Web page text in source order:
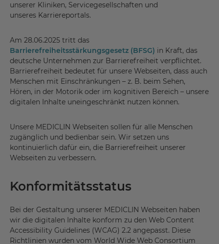
unserer Kliniken, Servicegesellschaften und
unseres Karriereportals.
Am 28.06.2025 tritt das
Barrierefreiheitsstärkungsgesetz (BFSG) in Kraft, das
deutsche Unternehmen zur Barrierefreiheit verpflichtet.
Barrierefreiheit bedeutet für unsere Webseiten, dass auch
Menschen mit Einschränkungen – z. B. beim Sehen,
Hören, in der Motorik oder im kognitiven Bereich – unsere
digitalen Inhalte uneingeschränkt nutzen können.
Unsere MEDICLIN Webseiten sollen für alle Menschen
zugänglich und bedienbar sein. Wir setzen uns
kontinuierlich dafür ein, die Barrierefreiheit unserer
Webseiten zu verbessern.
Konformitätsstatus
Bei der Gestaltung unserer MEDICLIN Webseiten haben
wir die digitalen Inhalte konform zu den Web Content
Accessibility Guidelines (WCAG) 2.2 angepasst. Diese
Richtlinien wurden vom World Wide Web Consortium